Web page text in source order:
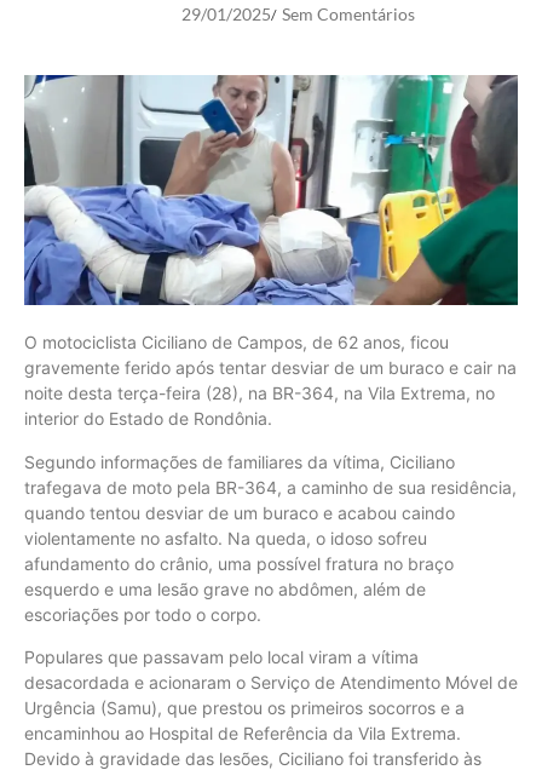
29/01/2025/ Sem Comentários
O motociclista Ciciliano de Campos, de 62 anos, ficou
gravemente ferido após tentar desviar de um buraco e cair na
noite desta terça-feira (28), na BR-364, na Vila Extrema, no
interior do Estado de Rondônia.
Segundo informações de familiares da vítima, Ciciliano
trafegava de moto pela BR-364, a caminho de sua residência,
quando tentou desviar de um buraco e acabou caindo
violentamente no asfalto. Na queda, o idoso sofreu
afundamento do crânio, uma possível fratura no braço
esquerdo e uma lesão grave no abdômen, além de
escoriações por todo o corpo.
Populares que passavam pelo local viram a vítima
desacordada e acionaram o Serviço de Atendimento Móvel de
Urgência (Samu), que prestou os primeiros socorros e a
encaminhou ao Hospital de Referência da Vila Extrema.
Devido à gravidade das lesões, Ciciliano foi transferido às